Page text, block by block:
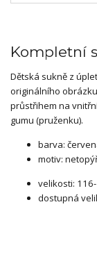
Kompletní
Dětská sukně z
originálního
průstřihem na
gumu (pruženku).
barva:
motiv:
velikosti:
dostupná